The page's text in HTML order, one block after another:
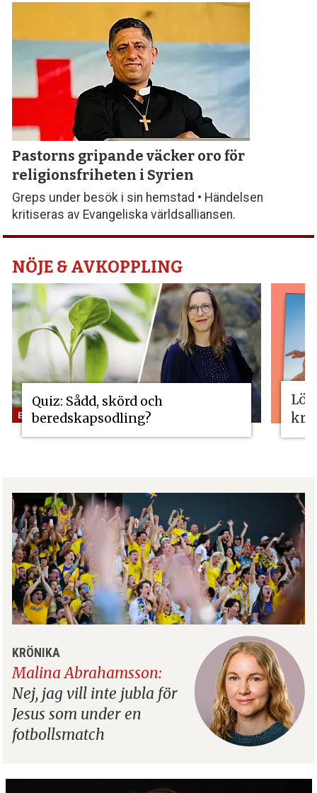
Pastorns gripande väcker oro för
religionsfriheten i Syrien
Greps under besök i sin hemstad • Händelsen
kritiseras av Evangeliska världsalliansen.
NÖJE & AVKOPPLING
Quiz: Sådd, skörd och
beredskapsodling?
KRÖNIKA
Malina Abrahamsson:
Nej, jag vill inte jubla för
Jesus som under en
fotbollsmatch